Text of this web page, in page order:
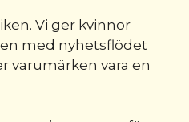
Vi ger kvinnor
med nyhetsflödet
varumärken vara en